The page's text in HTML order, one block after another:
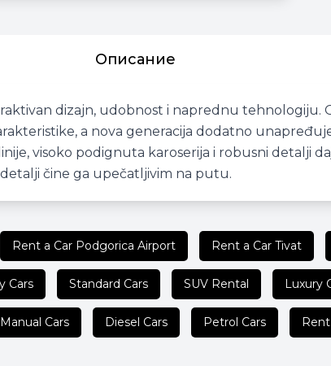
Описание
dizajn, udobnost i naprednu tehnologiju.
a nova generacija dodatno
visoko podignuta karoserija i robusni detalji
čine ga upečatljivim na putu.
Rent a Car Podgorica Airport Rent a Car Tivat
Cars Standard Cars SUV Rental Luxury
Manual Cars Diesel Cars Petrol Cars